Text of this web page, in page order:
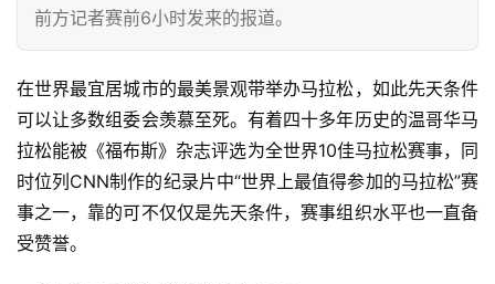
前方记者赛前6小时发来的报道。
在世界最宜居城市的最美景观带举办马拉松，如此先天条件
可以让多数组委会羡慕至死。有着四十多年历史的温哥华马
拉松能被《福布斯》杂志评选为全世界10佳马拉松赛事，同
时位列CNN制作的纪录片中“世界上最值得参加的马拉松”赛
事之一，靠的可不仅仅是先天条件，赛事组织水平也一直备
受赞誉。